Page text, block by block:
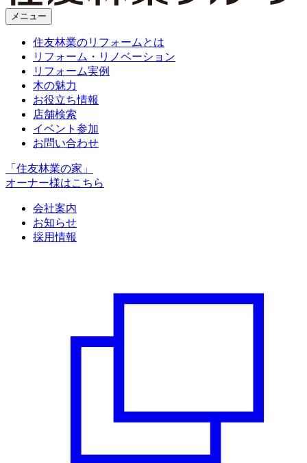
メニュー
住友林業のリフォームとは
リフォーム・リノベーション
リフォーム実例
木の魅力
お役立ち情報
店舗検索
イベント参加
お問い合わせ
「住友林業の家」
オーナー様はこちら
会社案内
お知らせ
採用情報